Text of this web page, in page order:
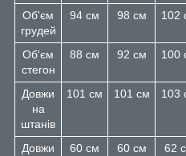
Об'єм
грудей
94 см 98 см 102
Об'єм
стегон
88 см 92 см 100
Довжи
на
штанів
101 см 101 см 103
Довжи
60 см 60 см 62